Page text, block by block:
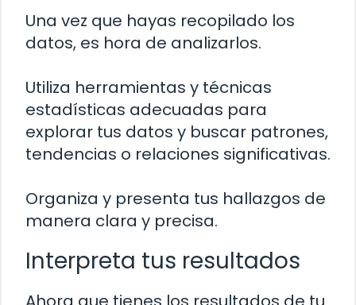
Una vez que hayas recopilado los
datos, es hora de analizarlos.
Utiliza herramientas y técnicas
estadísticas adecuadas para
explorar tus datos y buscar patrones,
tendencias o relaciones significativas.
Organiza y presenta tus hallazgos de
manera clara y precisa.
Interpreta tus resultados